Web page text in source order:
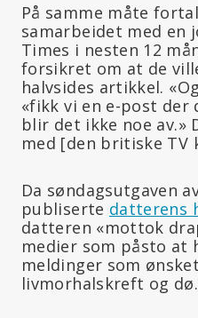
På samme måte
samarbeidet med en
Times i nesten 12
forsikret om at de
halvsides artikkel.
«fikk vi en e-post der
blir det ikke noe av.»
med [den britiske TV
Da søndagsutgaven
publiserte datterens
datteren «mottok
medier som påsto at
meldinger som
livmorhalskreft og